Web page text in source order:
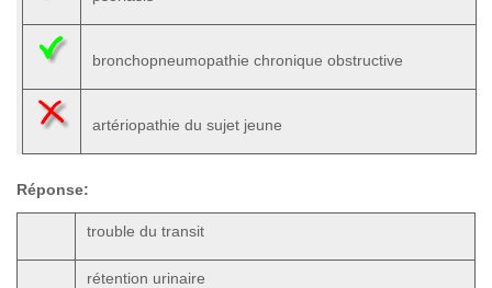
bronchopneumopathie chronique obstructive
artériopathie du sujet jeune
Réponse:
trouble du transit
rétention urinaire